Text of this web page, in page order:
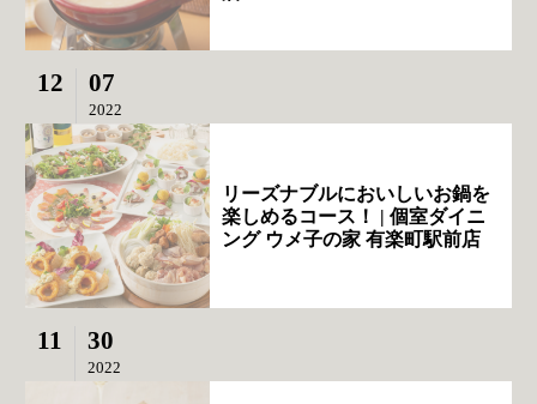
12 07
2022
リーズナブルにおいしいお鍋を
楽しめるコース！ | 個室ダイニ
ング ウメ子の家 有楽町駅前店
11 30
2022